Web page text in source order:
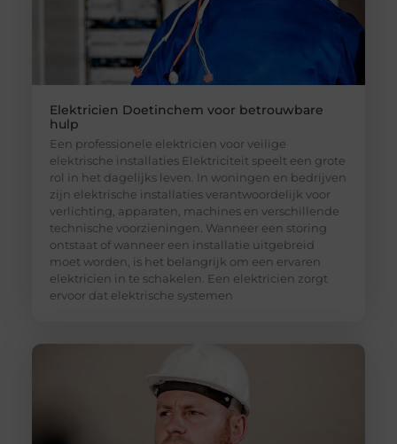
Elektricien Doetinchem voor betrouwbare
hulp
Een professionele elektricien voor veilige
elektrische installaties Elektriciteit speelt een grote
rol in het dagelijks leven. In woningen en bedrijven
zijn elektrische installaties verantwoordelijk voor
verlichting, apparaten, machines en verschillende
technische voorzieningen. Wanneer een storing
ontstaat of wanneer een installatie uitgebreid
moet worden, is het belangrijk om een ervaren
elektricien in te schakelen. Een elektricien zorgt
ervoor dat elektrische systemen